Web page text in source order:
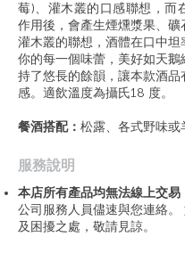
莓)、灌木叢的口感聯想，而
作用後，會產生煙燻漿果、礦
灌木叢的聯想，酒體在口中坦
你的每一個味蕾，美好如天鵝
持了悠長的餘韻，讓本款酒品
感。適飲溫度為攝氏18 度。
餐酒搭配： 松露、各式野味或
​服務說明
本店所有產品均無法線上交易
公司服務人員儘速與您連絡。
及困擾之處，敬請見諒。